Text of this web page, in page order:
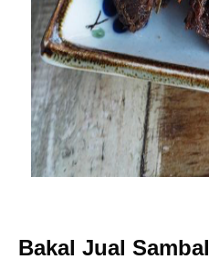
Bakal Jual Sambal